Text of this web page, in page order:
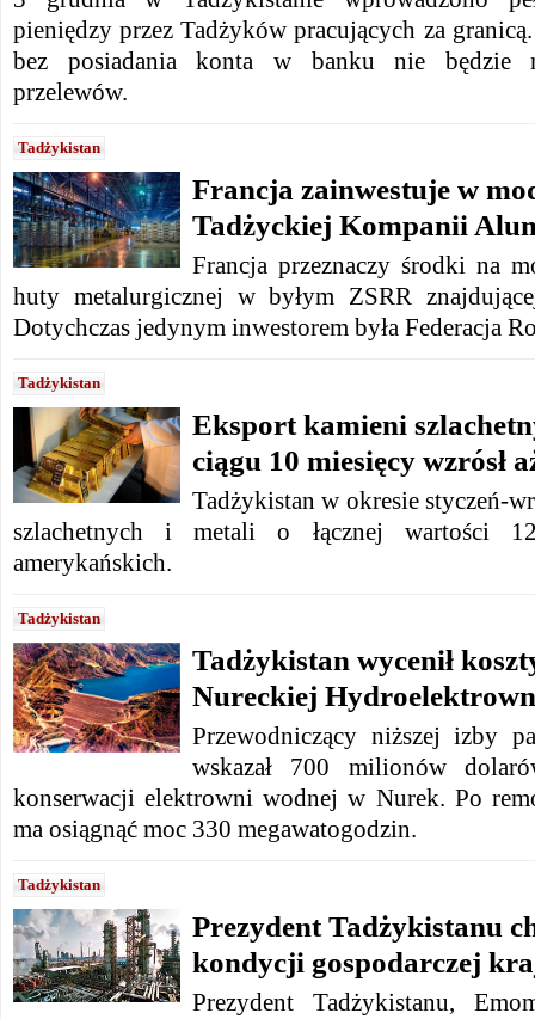
pieniędzy przez Tadżyków pracujących za
bez posiadania konta w banku nie będzie
przelewów.
Tadżykistan
Francja zainwestuje w
Tadżyckiej Kompanii
Francja przeznaczy środki na
huty metalurgicznej w byłym ZSRR
Dotychczas jedynym inwestorem była Federacja
Tadżykistan
Eksport kamieni
ciągu 10 miesięcy wzrósł
Tadżykistan w okresie styczeń-
szlachetnych i metali o łącznej wartości
amerykańskich.
Tadżykistan
Tadżykistan wycenił
Nureckiej
Przewodniczący niższej izby
wskazał 700 milionów
konserwacji elektrowni wodnej w Nurek. Po
ma osiągnąć moc 330 megawatogodzin.
Tadżykistan
Prezydent Tadżykistanu
kondycji gospodarczej
Prezydent Tadżykistanu,